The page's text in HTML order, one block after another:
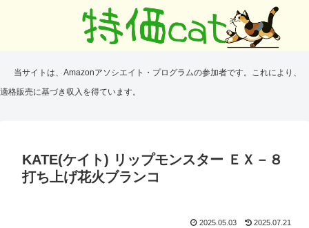
当サイトは、Amazonアソシエイト・プログラムの参加者です。これにより、
適格販売に基づき収入を得ています。
KATE(ケイト) リップモンスター ＥＸ－８
打ち上げ花火ブランコ
2025.05.03 2025.07.21